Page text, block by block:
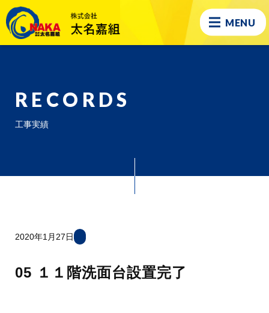
MENU
RECORDS
工事実績
2020年1月27日
05 １１階洗面台設置完了